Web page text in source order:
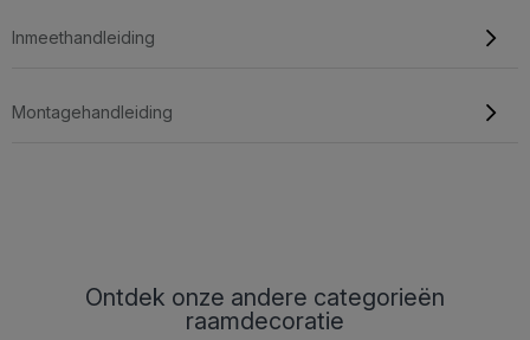
Inmeethandleiding
Montagehandleiding
Ontdek onze andere categorieën
raamdecoratie